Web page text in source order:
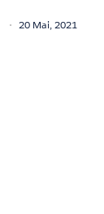
20 Mai, 2021